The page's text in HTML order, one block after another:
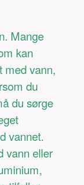
Mange
kan
med vann,
du
du sørge
vannet.
vann eller